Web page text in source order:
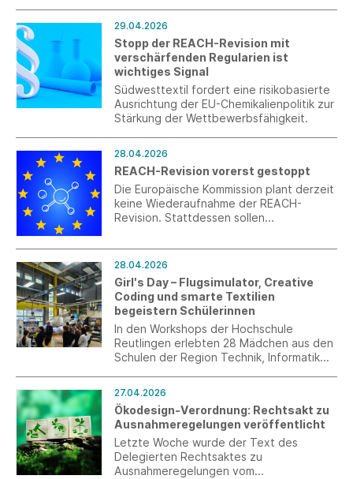
patentierten HighPerCell®-Verfahrens
entstehen aus Zellulose-Endlosfilamenten
hochwertige Textilgarne für den
Bekleidungssektor. Projektpartner ist
auch die Firma Gebr. Otto
Baumwollfeinzwirnerei GmbH & Co. KG.
29.04.2026
Stopp der REACH-Revision mit
verschärfenden Regularien ist
wichtiges Signal
Südwesttextil fordert eine risikobasierte
Ausrichtung der EU-Chemikalienpolitik zur
Stärkung der Wettbewerbsfähigkeit.
28.04.2026
REACH-Revision vorerst gestoppt
Die Europäische Kommission plant derzeit
keine Wiederaufnahme der REACH-
Revision. Stattdessen sollen
Durchsetzung im bestehenden
Rechtsrahmen im Vordergrund stehen.
28.04.2026
Girl's Day – Flugsimulator, Creative
Coding und smarte Textilien
begeistern Schülerinnen
In den Workshops der Hochschule
Reutlingen erlebten 28 Mädchen aus den
Schulen der Region Technik, Informatik
27.04.2026
Ökodesign-Verordnung: Rechtsakt zu
Ausnahmeregelungen veröffentlicht
Letzte Woche wurde der Text des
Delegierten Rechtsaktes zu
Ausnahmeregelungen vom